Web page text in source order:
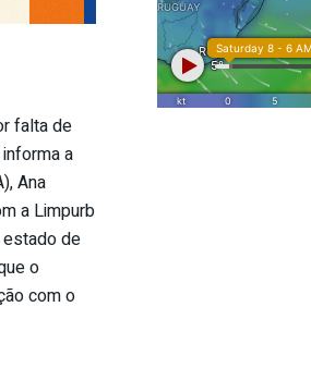
falta de
a
Ana
a Limpurb
estado de
o
com o